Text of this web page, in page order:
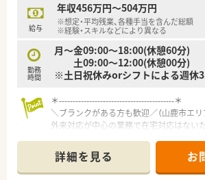
【法人特徴について】
■熊本県山鹿市にて地域の方々の健康を支
■今月より元代表の娘様へ経営がバトンタ
とでより働きやすい環境づくりを進めてお
■代表自身も薬剤師として日々の店舗現場
給与
年収456万円～504万円
※想定・平均残業、各種手当を含んだ総額
※経験・スキルなどにより異なる
勤務
時間
月～金09:00～18:00(休憩60分)
土09:00～12:00(休憩00分)
※土日祝休みorシフトによる週休
＊------------------------------------------＊
＼ブランクがある方も歓迎／（山鹿市エリ
外来対応が中心の業務で在宅対応はない
サポートします。
＊------------------------------------------＊
詳細を見る お